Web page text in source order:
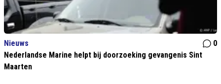
Nieuws
0
Nederlandse Marine helpt bij doorzoeking gevangenis Sint
Maarten